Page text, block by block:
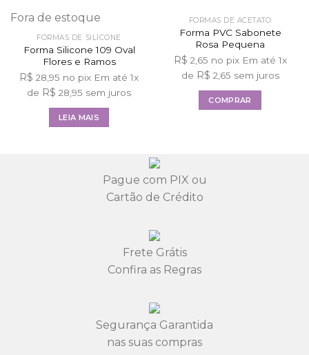
Fora de estoque
FORMAS DE SILICONE
Forma Silicone 109 Oval
Flores e Ramos
R$ 28,95 no pix Em até1x
de R$ 28,95 sem juros
LEIA MAIS
FORMAS DE ACETATO
Forma PVC Sabonete
Rosa Pequena
R$ 2,65 no pix Em até1x
de R$ 2,65 sem juros
COMPRAR
Pague com PIX ou
Cartão de Crédito
Frete Grátis
Confira as Regras
Segurança Garantida
nas suas compras